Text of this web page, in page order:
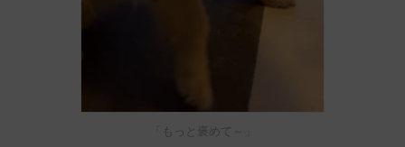
「もっと褒めて～」